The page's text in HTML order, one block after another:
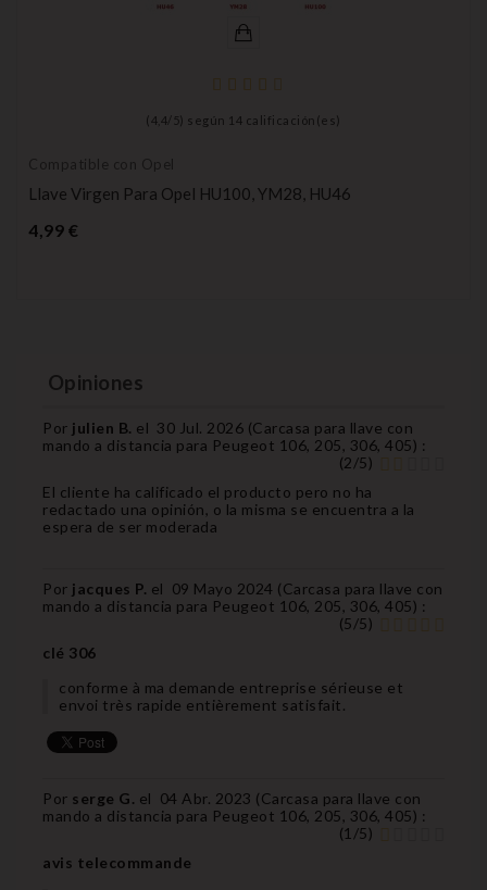
( 4,4/ 5) según 14 calificación(es)
Compatible con Opel
Llave Virgen Para Opel HU100, YM28, HU46
4,99 €
Opiniones
Por julien B. el 30 Jul. 2026 (Carcasa para llave con
mando a distancia para Peugeot 106, 205, 306, 405) :
(2/5)
El cliente ha calificado el producto pero no ha
redactado una opinión, o la misma se encuentra a la
espera de ser moderada
Por jacques P. el 09 Mayo 2024 (Carcasa para llave con
mando a distancia para Peugeot 106, 205, 306, 405) :
(5/5)
clé 306
conforme à ma demande entreprise sérieuse et
envoi très rapide entièrement satisfait.
Por serge G. el 04 Abr. 2023 (Carcasa para llave con
mando a distancia para Peugeot 106, 205, 306, 405) :
(1 /5)
avis telecommande